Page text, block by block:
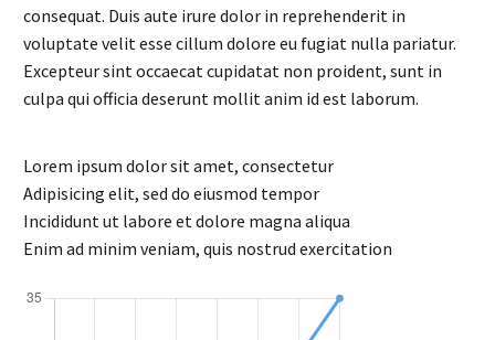
consequat. Duis aute irure dolor in reprehenderit in
voluptate velit esse cillum dolore eu fugiat nulla pariatur.
Excepteur sint occaecat cupidatat non proident, sunt in
culpa qui officia deserunt mollit anim id est laborum.
Lorem ipsum dolor sit amet, consectetur
Adipisicing elit, sed do eiusmod tempor
Incididunt ut labore et dolore magna aliqua
Enim ad minim veniam, quis nostrud exercitation